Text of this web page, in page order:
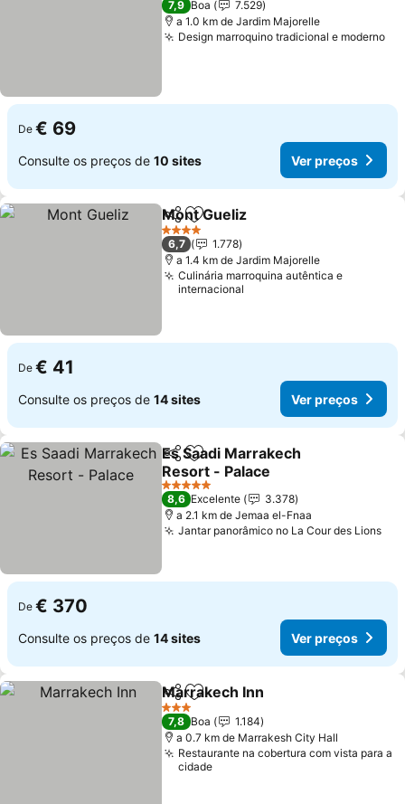
7,9 Boa
7.529
a 1.0 km de Jardim Majorelle
Design marroquino tradicional e moderno
De € 69
Consulte os preços de 10 sites Ver preços
PartilharAdicionar aos favoritos
Mont Gueliz
4 Estrelas
6,7
1.778
a 1.4 km de Jardim Majorelle
Culinária marroquina autêntica e
internacional
De € 41
Consulte os preços de 14 sites Ver preços
PartilharAdicionar aos favoritos
Es Saadi Marrakech
Resort - Palace
Ver preços
5 Estrelas
8,6 Excelente
3.378
a 2.1 km de Jemaa el-Fnaa
Jantar panorâmico no La Cour des Lions
De € 370
Consulte os preços de 14 sites Ver preços
PartilharAdicionar aos favoritos
Marrakech Inn
3 Estrelas
7,8 Boa
1.184
a 0.7 km de Marrakesh City Hall
Restaurante na cobertura com vista para a
cidade